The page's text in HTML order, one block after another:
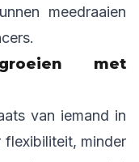
meedraaien
met
van iemand in
minder